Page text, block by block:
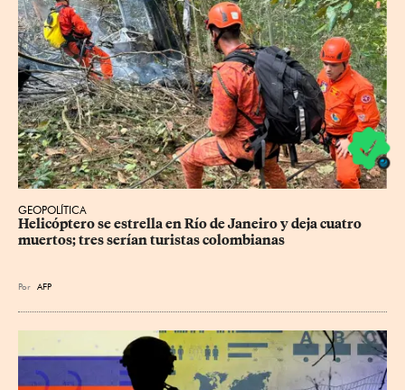
GEOPOLÍTICA
Helicóptero se estrella en Río de Janeiro y deja cuatro
muertos; tres serían turistas colombianas
Por AFP